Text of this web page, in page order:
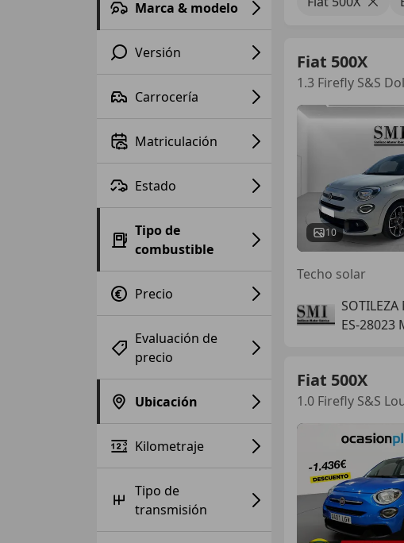
Marca & modelo
Versión
Carrocería
Matriculación
Estado
Tipo de
combustible
Precio
Evaluación de
precio
Ubicación
Kilometraje
Tipo de
transmisión
Fiat 500X
1.3 Firefly S&S
10
Techo solar
ES-28023
Fiat 500X
1.0 Firefly S&S